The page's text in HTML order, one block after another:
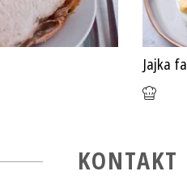
Jajka
KONTAKT